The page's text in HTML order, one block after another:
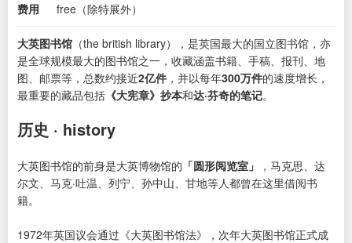
费用
free（除特展外）
大英图书馆 （the british library），是英国最大的国立图书馆，亦
是全球规模最大的图书馆之一，收藏涵盖书籍、手稿、报刊、地
图、邮票等，总数约接近2亿件 ，并以每年300万件的速度增长，
最重要的藏品包括 《大宪章》抄本和达·芬奇的笔记。
历史 · history
大英图书馆的前身是大英博物馆的 「圆形阅览室」
，马克思、达
尔文、马克·吐温、列宁、孙中山、甘地等人都曾在这里借阅书
籍。
1972年英国议会通过《大英图书馆法》，次年大英图书馆正式成